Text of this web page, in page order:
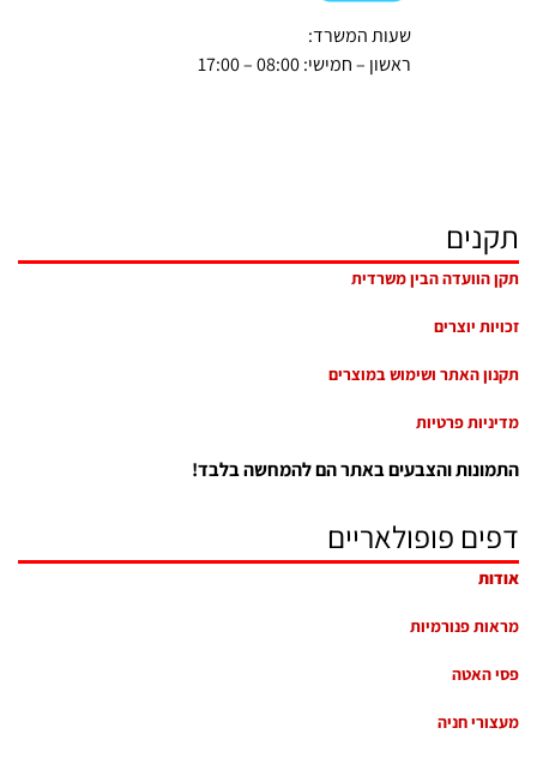
שעות המשרד:
ראשון – חמישי: 08:00 – 17:00
תקנים
תקן הוועדה הבין משרדית
זכויות יוצרים
תקנון האתר ושימוש במוצרים
מדיניות פרטיות
התמונות והצבעים באתר הם להמחשה בלבד!
דפים פופולאריים
אודות
מראות פנורמיות
פסי האטה
מעצורי חניה